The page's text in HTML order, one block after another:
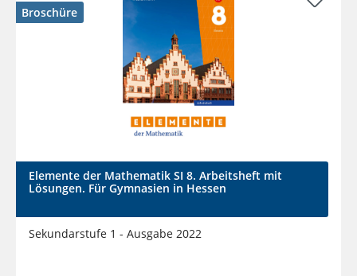
Broschüre
Elemente der Mathematik SI 8. Arbeitsheft mit
Lösungen. Für Gymnasien in Hessen
Sekundarstufe 1 - Ausgabe 2022